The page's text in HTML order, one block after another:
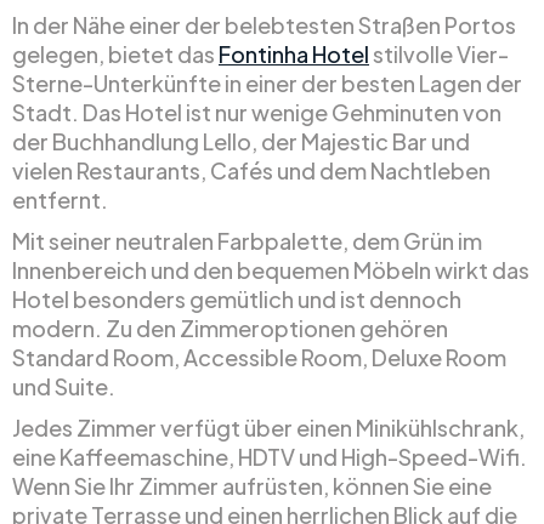
In der Nähe einer der belebtesten Straßen Portos
gelegen, bietet das Fontinha Hotelstilvolle Vier-
Sterne-Unterkünfte in einer der besten Lagen der
Stadt. Das Hotel ist nur wenige Gehminuten von
der Buchhandlung Lello, der Majestic Bar und
vielen Restaurants, Cafés und dem Nachtleben
entfernt.
Mit seiner neutralen Farbpalette, dem Grün im
Innenbereich und den bequemen Möbeln wirkt das
Hotel besonders gemütlich und ist dennoch
modern. Zu den Zimmeroptionen gehören
Standard Room, Accessible Room, Deluxe Room
und Suite.
Jedes Zimmer verfügt über einen Minikühlschrank,
eine Kaffeemaschine, HDTV und High-Speed-Wifi.
Wenn Sie Ihr Zimmer aufrüsten, können Sie eine
private Terrasse und einen herrlichen Blick auf die